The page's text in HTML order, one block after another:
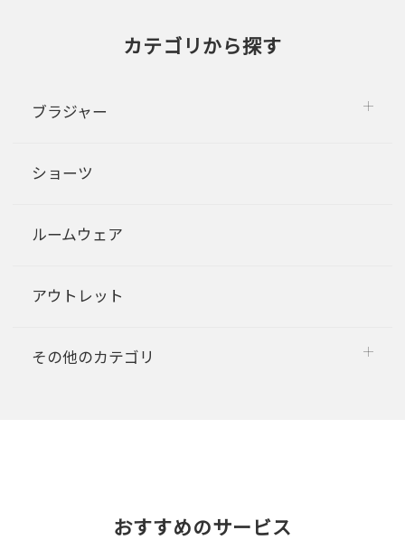
カテゴリから探す
ブラジャー
ショーツ
ルームウェア
アウトレット
その他のカテゴリ
おすすめのサービス